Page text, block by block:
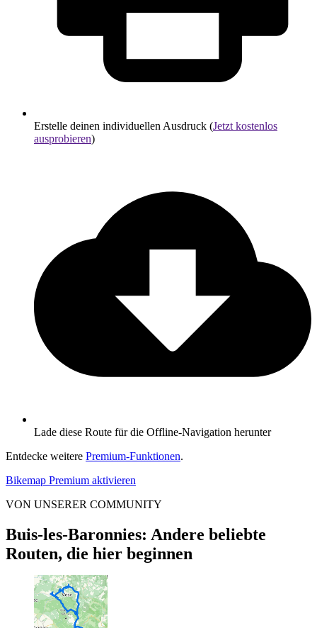
Erstelle deinen individuellen Ausdruck (Jetzt kostenlos
ausprobieren)
Lade diese Route für die Offline-Navigation herunter
Entdecke weitere Premium-Funktionen.
Bikemap Premium aktivieren
VON UNSERER COMMUNITY
Buis-les-Baronnies: Andere beliebte
Routen, die hier beginnen